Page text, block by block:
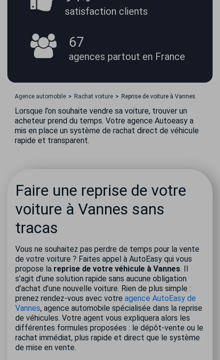
satisfaction clients
67
agences partout en France
Agence automobile Rachat voiture Reprise de voiture à Vannes
Lorsque l’on souhaite vendre sa voiture, trouver un
acheteur prend du temps. Votre agence Autoeasy a
mis en place un système de rachat direct de véhicule
rapide et transparent.
Faire une reprise de votre
voiture à Vannes sans
tracas
Vous ne souhaitez pas perdre de temps pour la vente
de votre voiture ? Faites appel à AutoEasy qui vous
propose la reprise de votre véhicule à Vannes. Il
s’agit d’une solution rapide sans aucune obligation
d’achat d’une nouvelle voiture. Rien de plus simple :
prenez rendez-vous avec votre agence AutoEasy de
Vannes, agence automobile spécialisée dans la reprise
de véhicules. Votre agent vous expliquera alors les
différentes formules proposées : le dépôt-vente ou le
rachat immédiat, plus rapide et direct que le système
de mise en vente.